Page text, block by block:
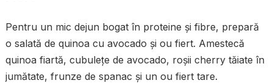
Pentru un mic dejun bogat în proteine și fibre, prepară
o salată de quinoa cu avocado și ou fiert. Amestecă
quinoa fiartă, cubulețe de avocado, roșii cherry tăiate în
jumătate, frunze de spanac și un ou fiert tare.